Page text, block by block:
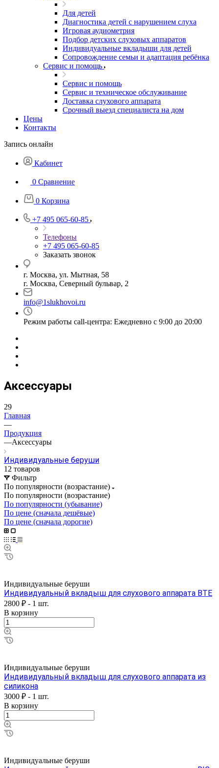
Для детей
Диагностика детей с нарушением слуха
Игровая аудиометрия
Подбор детских слуховых аппаратов
Индивидуальные вкладыши для детей
Сопровождение семьи и адаптация ребёнка
Сервис и помощь
Сервис и помощь
Сервис и техническое обслуживание
Доставка слухового аппарата
Срочный выезд специалиста на дом
Цены
Контакты
Запись онлайн
Кабинет
0 Сравнение
0 Корзина
+7 495 065-60-85
Телефоны
+7 495 065-60-85
Заказать звонок
г. Москва, ул. Мытная, 58
г. Москва, Северный бульвар, 2
info@1slukhovoi.ru
Режим работы call-центра: Ежедневно с 9:00 до 20:00
Аксессуары
29
Главная
—
Продукция
—Аксессуары
Индивидуальные беруши
12 товаров
Фильтр
По популярности (возрастание)
По популярности (возрастание)
По популярности (убывание)
По цене (сначала дешёвые)
По цене (сначала дорогие)
Индивидуальные беруши
Индивидуальный вкладыш для слухового аппарата BTE
2800 ₽ - 1 шт.
В корзину
Индивидуальные беруши
Индивидуальный вкладыш для слухового аппарата из
силикона
3000 ₽ - 1 шт.
В корзину
Индивидуальные беруши